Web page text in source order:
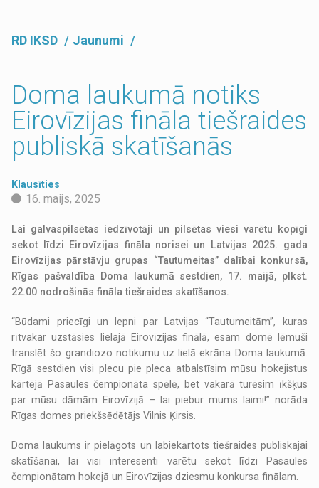
RD IKSD Jaunumi
Doma laukumā notiks
Eirovīzijas fināla tiešraides
publiskā skatīšanās
Klausīties
16. maijs, 2025
Lai galvaspilsētas iedzīvotāji un pilsētas viesi varētu kopīgi
sekot līdzi Eirovīzijas fināla norisei un Latvijas 2025. gada
Eirovīzijas pārstāvju grupas “Tautumeitas” dalībai konkursā,
Rīgas pašvaldība Doma laukumā sestdien, 17. maijā, plkst.
22.00 nodrošinās fināla tiešraides skatīšanos.
“Būdami priecīgi un lepni par Latvijas “Tautumeitām”, kuras
rītvakar uzstāsies lielajā Eirovīzijas finālā, esam domē lēmuši
translēt šo grandiozo notikumu uz lielā ekrāna Doma laukumā.
Rīgā sestdien visi plecu pie pleca atbalstīsim mūsu hokejistus
kārtējā Pasaules čempionāta spēlē, bet vakarā turēsim īkšķus
par mūsu dāmām Eirovīzijā – lai piebur mums laimi!” norāda
Rīgas domes priekšsēdētājs Vilnis Ķirsis.
Doma laukums ir pielāgots un labiekārtots tiešraides publiskajai
skatīšanai, lai visi interesenti varētu sekot līdzi Pasaules
čempionātam hokejā un Eirovīzijas dziesmu konkursa finālam.